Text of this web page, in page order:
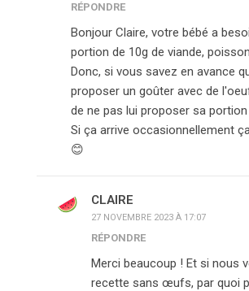
RÉPONDRE
Bonjour Claire, votre bébé a
portion de 10g de viande,
Donc, si vous savez en avance
proposer un goûter avec de
de ne pas lui proposer sa
Si ça arrive occasionnellement
😊
CLAIRE
27 NOVEMBRE 2023 À 17:07
RÉPONDRE
Merci beaucoup ! Et si nous
recette sans œufs, par quoi